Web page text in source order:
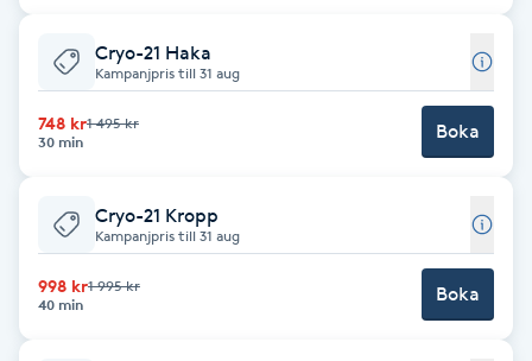
Cryoterapi
Damklippning
Dermapen
Diamantslipning
Enzympeeling
Cryo-21 Haka
Kampanjpris till 31 aug
748 kr1 495 kr
30 min
Boka
Cryo-21 Kropp
Kampanjpris till 31 aug
998 kr1 995 kr
40 min
Boka